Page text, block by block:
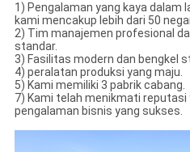
1) Pengalaman yang kaya dalam
kami mencakup lebih dari 50
2) Tim manajemen profesional
standar.
3) Fasilitas modern dan bengkel
4) peralatan produksi yang maju.
5) Kami memiliki 3 pabrik cabang.
7) Kami telah menikmati
pengalaman bisnis yang sukses.